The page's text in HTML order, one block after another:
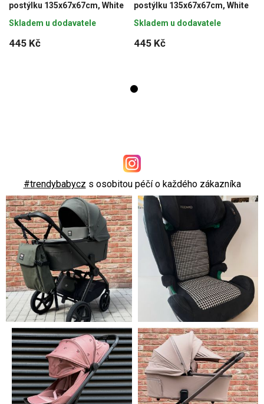
postýlku 135x67x67cm, White
445 Kč
Skladem u dodavatele
postýlku 135x67x67cm, White
445 Kč
Skladem u dodavatele
#trendybabycz s osobitou péčí o každého zákazníka